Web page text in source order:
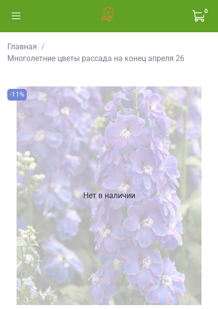
0
Главная
Многолетние цветы рассада на конец апреля 26
Нет в наличии
-11%